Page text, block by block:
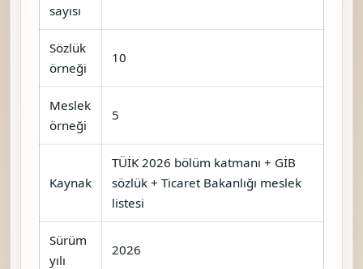
sayısı
Sözlük
örneği
10
Meslek
örneği
5
Kaynak
TÜİK 2026 bölüm katmanı + GİB
sözlük + Ticaret Bakanlığı meslek
listesi
Sürüm
yılı
2026